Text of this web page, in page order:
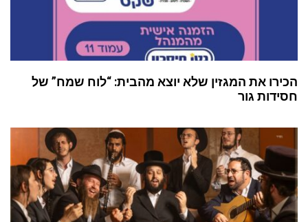
הכירו את המגזין שלא יוצא מהבית: “לוח שמח” של
חסידות גור